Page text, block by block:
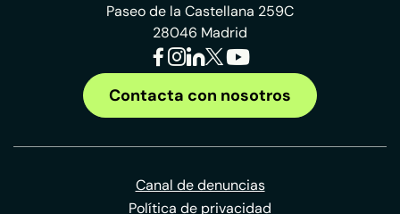
Paseo de la Castellana 259C
28046 Madrid
Contacta con nosotros
Canal de denuncias
Política de privacidad